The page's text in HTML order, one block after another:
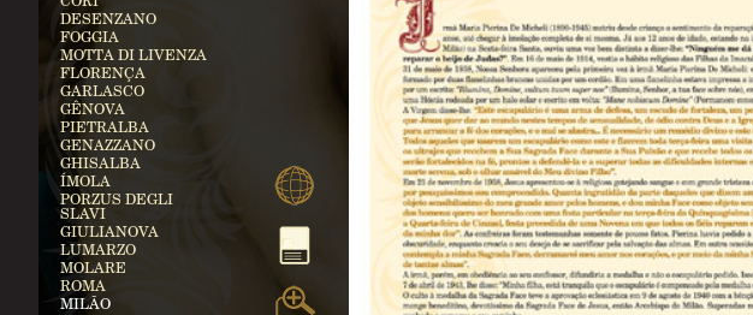
DESENZANO
FOGGIA
MOTTA DI LIVENZA
FLORENÇA
GARLASCO
GÊNOVA
PIETRALBA
GENAZZANO
GHISALBA
ÍMOLA
PORZUS DEGLI
SLAVI
GIULIANOVA
LUMARZO
MOLARE
ROMA
MILÃO